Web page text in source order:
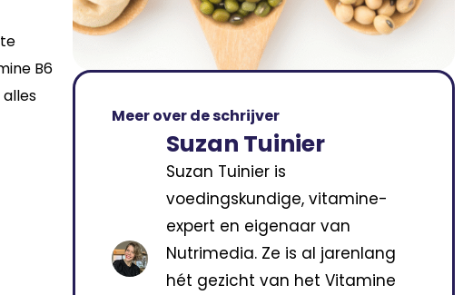
B6
Meer over de schrijver
Suzan Tuinier
Suzan Tuinier is
voedingskundige, vitamine-
expert en eigenaar van
Nutrimedia. Ze is al jarenlang
hét gezicht van het Vitamine